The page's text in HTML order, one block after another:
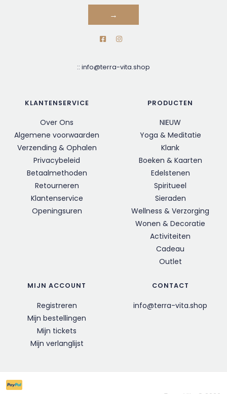
→
:: info@terra-vita.shop
KLANTENSERVICE
Over Ons
Algemene voorwaarden
Verzending & Ophalen
Privacybeleid
Betaalmethoden
Retourneren
Klantenservice
Openingsuren
PRODUCTEN
NIEUW
Yoga & Meditatie
Klank
Boeken & Kaarten
Edelstenen
Spiritueel
Sieraden
Wellness & Verzorging
Wonen & Decoratie
Activiteiten
Cadeau
Outlet
MIJN ACCOUNT
Registreren
Mijn bestellingen
Mijn tickets
Mijn verlanglijst
CONTACT
info@terra-vita.shop